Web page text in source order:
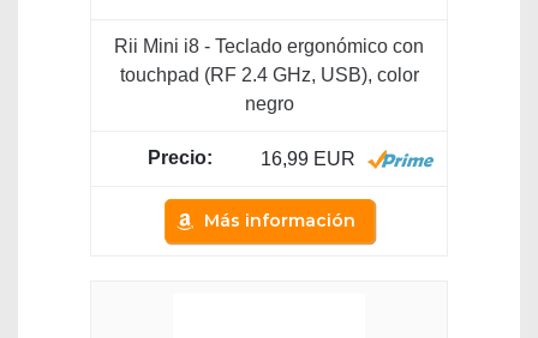
Rii Mini i8 - Teclado ergonómico con
touchpad (RF 2.4 GHz, USB), color
negro
16,99 EUR
Más información